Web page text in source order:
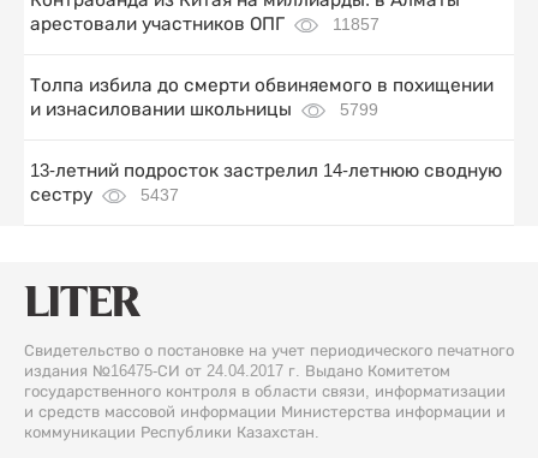
арестовали участников ОПГ
11857
Толпа избила до смерти обвиняемого в похищении
и изнасиловании школьницы
5799
13-летний подросток застрелил 14-летнюю сводную
сестру
5437
Свидетельство о постановке на учет периодического печатного
издания №16475-СИ от 24.04.2017 г. Выдано Комитетом
государственного контроля в области связи, информатизации
и средств массовой информации Министерства информации и
коммуникации Республики Казахстан.